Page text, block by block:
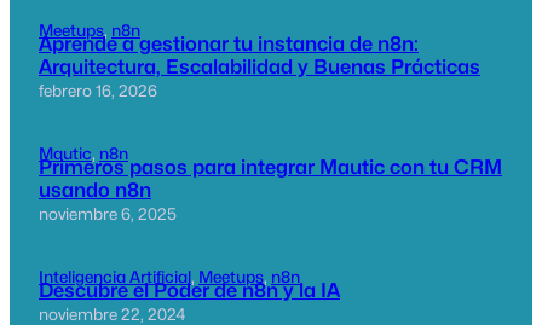
Meetups, n8n
Aprende a gestionar tu instancia de n8n:
Arquitectura, Escalabilidad y Buenas Prácticas
febrero 16, 2026
Mautic, n8n
Primeros pasos para integrar Mautic con tu CRM
usando n8n
noviembre 6, 2025
Inteligencia Artificial, Meetups, n8n
Descubre el Poder de n8n y la IA
noviembre 22, 2024